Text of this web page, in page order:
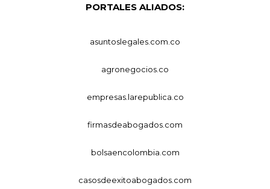
PORTALES ALIADOS:
asuntoslegales.com.co
agronegocios.co
empresas.larepublica.co
firmasdeabogados.com
bolsaencolombia.com
casosdeexitoabogados.com